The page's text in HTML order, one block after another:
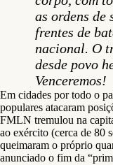
as ordens de
frentes de
nacional. O
desde povo
Venceremos!
Em cidades por todo o
populares atacaram
FMLN tremulou na
ao exército (cerca de 80
queimaram o próprio
anunciado o fim da